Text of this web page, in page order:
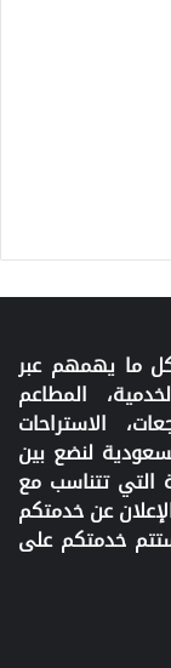
ما يهمهم عبر
المطاعم
الاستراحات
لنضع بين
التي تتناسب مع
عن خدمتكم
خدمتكم على